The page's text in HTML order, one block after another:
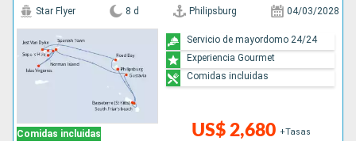
Comidas incluidas
Star Flyer 8 d Philipsburg 04/03/2028
US$ 2,680 +Tasas
Servicio de mayordomo 24/24
Experiencia Gourmet
Comidas incluidas